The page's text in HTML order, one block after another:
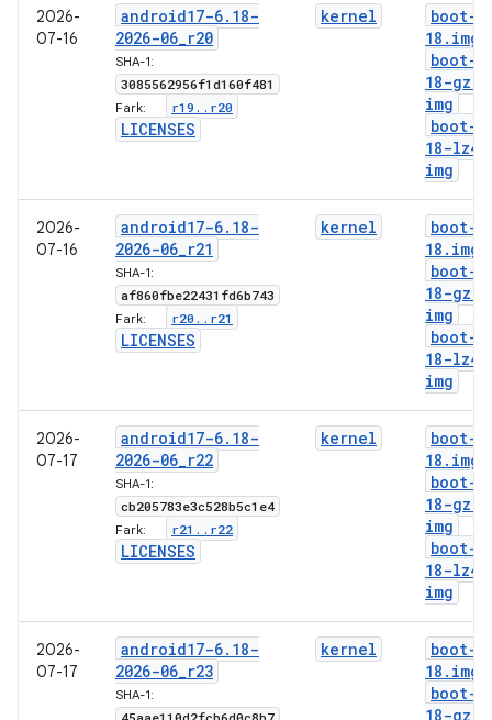
2026-
07-16
android17-6. 18-
2026-06_r20
SHA-1:
3085562956f1d160f481
Fark: r19 . . r20
LICENSES
kernel boot-6
18 . img
boot-6
18-gz
img
boot-6
18-lz4
img
2026-
07-16
android17-6. 18-
2026-06_r21
SHA-1:
af860fbe22431fd6b743
Fark: r20 . . r21
LICENSES
kernel boot-6
18 . img
boot-6
18-gz
img
boot-6
18-lz4
img
2026-
07-17
android17-6. 18-
2026-06_r22
SHA-1:
cb205783e3c528b5c1e4
Fark: r21 . . r22
LICENSES
kernel boot-6
18 . img
boot-6
18-gz
img
boot-6
18-lz4
img
2026-
07-17
android17-6. 18-
2026-06_r23
SHA-1:
kernel boot-6
18 . img
boot-6
18-gz